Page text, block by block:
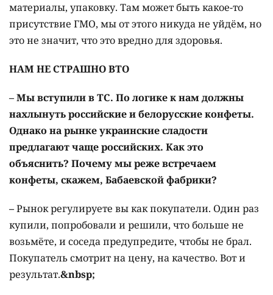
материалы, упаковку. Там может быть какое-то
присутствие ГМО, мы от этого никуда не уйдём, но
это не значит, что это вредно для здоровья.
НАМ НЕ СТРАШНО ВТО
– Мы вступили в ТС. По логике к нам должны
нахлынуть российские и белорусские конфеты.
Однако на рынке украин­ские сладости
предлагают чаще российских. Как это
объяснить? Почему мы реже встречаем
конфеты, скажем, Бабаевской фабрики?
–Рынок регулируете вы как покупатели. Один раз
купили, попробовали и решили, что больше не
возьмёте, и соседа предупредите, чтобы не брал.
Покупатель смотрит на цену, на качество. Вот и
результат.&nbsp;